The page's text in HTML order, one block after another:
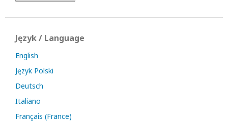
Język / Language
English
Język Polski
Deutsch
Italiano
Français (France)